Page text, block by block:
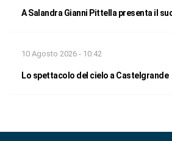
A Salandra Gianni Pittella presenta il
10 Agosto 2026 - 10:42
Lo spettacolo del cielo a Castelgrande